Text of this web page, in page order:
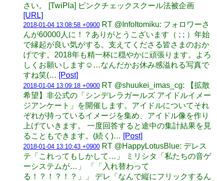
さい。 [TwiPla] ピンクチェックスクール法被企画
[URL]
2018-01-04 13:08:58 +0900 RT @InfoItomiku: フォロワーさ
んが60000人に！？ありがとうこざいます（ ; ; ）年始
で縁起が良い気がする。支えてくださる皆さまのおか
げです。2018年も精一杯に穏やかに頑張ります。よろ
しくお願いします☺︎…なんだかお休み感溢れる写真で
すね笑(… [Post]
2018-01-04 13:09:18 +0900 RT @shuukei_imas_cg: 【拡散
希望】非公式の「シンデレラガールズ アイドルイメー
ジアンケート」を開催します。アイドルについてそれ
ぞれが持っているイメージを集め、アイドル像を作り
上げていきます。 一度回答すると途中の集計結果を見
ることもできます。(続く)… [Post]
2018-01-04 13:10:43 +0900 RT @HappyLotusBlue: デレス
テ「これってもしかして…」 ミリシタ「私たちの音ゲ
ーシステムが…」 「「入れ替わって
る！？！？！？」」 デレ「なんで縦にフリックするん